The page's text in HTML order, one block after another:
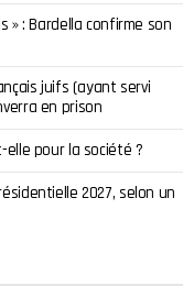
» : Bardella confirme son
juifs (ayant servi
en prison
pour la société ?
2027, selon un